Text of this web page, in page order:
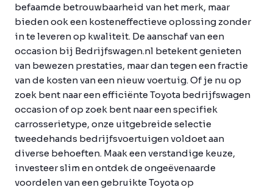
befaamde betrouwbaarheid van het merk, maar
bieden ook een kosteneffectieve oplossing zonder
in te leveren op kwaliteit. De aanschaf van een
occasion bij Bedrijfswagen.nl betekent genieten
van bewezen prestaties, maar dan tegen een fractie
van de kosten van een nieuw voertuig. Of je nu op
zoek bent naar een efficiënte Toyota bedrijfswagen
occasion of op zoek bent naar een specifiek
carrosserietype, onze uitgebreide selectie
tweedehands bedrijfsvoertuigen voldoet aan
diverse behoeften. Maak een verstandige keuze,
investeer slim en ontdek de ongeëvenaarde
voordelen van een gebruikte Toyota op